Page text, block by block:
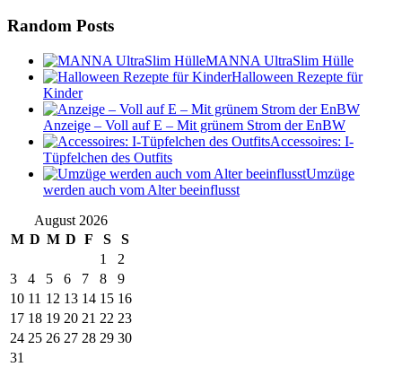
Random Posts
MANNA UltraSlim Hülle
Halloween Rezepte für
Kinder
Anzeige – Voll auf E – Mit grünem Strom der EnBW
Accessoires: I-
Tüpfelchen des Outfits
Umzüge
werden auch vom Alter beeinflusst
August 2026
M D M D F S
S
1
2
3
4 5 6 7 8
9
10 11 12 13 14 15 16
17 18 19 20 21 22 23
24 25 26 27 28 29 30
31